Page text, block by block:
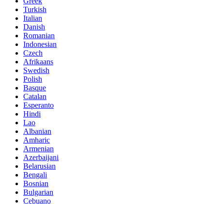
Turkish
Italian
Danish
Romanian
Indonesian
Czech
Afrikaans
Swedish
Polish
Basque
Catalan
Esperanto
Hindi
Lao
Albanian
Amharic
Armenian
Azerbaijani
Belarusian
Bengali
Bosnian
Bulgarian
Cebuano